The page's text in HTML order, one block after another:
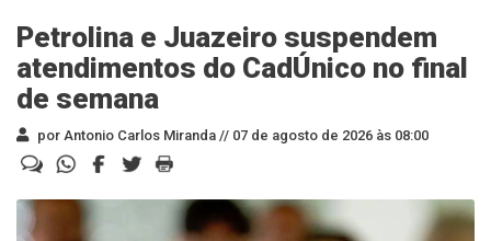
Petrolina e Juazeiro suspendem
atendimentos do CadÚnico no final
de semana
por Antonio Carlos Miranda // 07 de agosto de 2026 às 08:00